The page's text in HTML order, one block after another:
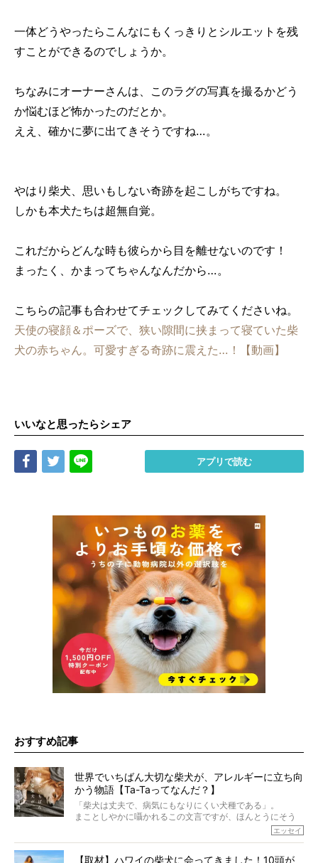
一体どうやったらこんなにもくっきりとシルエットを残
すことができるのでしょうか。
ちなみにオーナーさんは、このラグの写真を撮るかどう
か悩むほど怖かったのだとか。
ええ、確かに夢に出てきそうですね…。
やはり柴犬、思いもしない奇跡を起こしがちですね。
しかも本犬たちは超無自覚。
これだからどんな時も彼らから目を離せないのです！
まったく、かまってちゃんなんだから…。
こちらの記事も合わせてチェックしてみてくださいね。
天使の寝顔＆ポーズで、狭い隙間に挟まって寝ていた柴
犬の赤ちゃん。可愛すぎる奇跡に震えた…！【動画】
いいなと思ったらシェア
Share Tweet アプリで読む
おすすめ記事
世界でいちばん大切な柴犬が、アレルギーに立ち向
かう物語【Ta-Taってなんだ？】
「柴犬は丈夫で、病気にもなりにくい犬種である」。
まことしやかに囁かれるこの文言ですが、ほんとうにそう
もちろん、犬種としての完成度がとてつもなく高い柴犬だ
エッセイ
【取材】ハワイの柴犬に会ってきました！10頭が